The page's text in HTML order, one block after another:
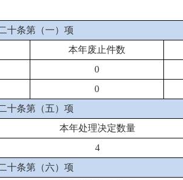
十条第（一）项
本年废止件数
0
0
十条第（五）项
本年处理决定数量
4
十条第（六）项